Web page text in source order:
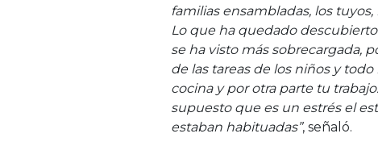
familias ensambladas, los
Lo que ha quedado
se ha visto más sobrecargada,
de las tareas de los niños y
cocina y por otra parte tu
supuesto que es un estrés el
estaban habituadas”, señaló.